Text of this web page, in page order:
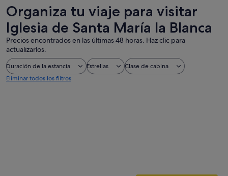
Organiza tu viaje para visitar
Iglesia de Santa María la Blanca
Precios encontrados en las últimas 48 horas. Haz clic para
actualizarlos.
Duración de la estancia Estrellas
Clase de cabina
Eliminar todos los filtros